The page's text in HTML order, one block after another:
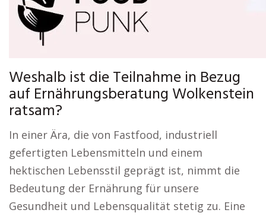
Weshalb ist die Teilnahme in Bezug
auf Ernährungsberatung Wolkenstein
ratsam?
In einer Ära, die von Fastfood, industriell
gefertigten Lebensmitteln und einem
hektischen Lebensstil geprägt ist, nimmt die
Bedeutung der Ernährung für unsere
Gesundheit und Lebensqualität stetig zu. Eine